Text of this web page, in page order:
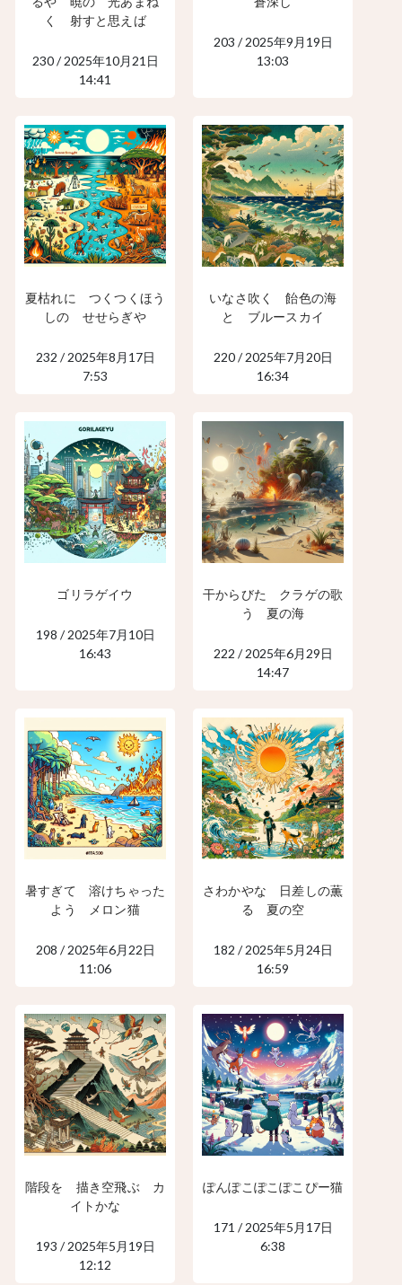
く 射すと思えば
230 / 2025年10月21日
14:41
203 / 2025年9月19日
13:03
夏枯れに つくつくほう
しの せせらぎや
232 / 2025年8月17日
7:53
いなさ吹く 飴色の海
と ブルースカイ
220 / 2025年7月20日
16:34
ゴリラゲイウ
198 / 2025年7月10日
16:43
干からびた クラゲの歌
う 夏の海
222 / 2025年6月29日
14:47
暑すぎて 溶けちゃった
よう メロン猫
208 / 2025年6月22日
11:06
さわかやな 日差しの薫
る 夏の空
182 / 2025年5月24日
16:59
階段を 描き空飛ぶ カ
イトかな
193 / 2025年5月19日
12:12
ぽんぽこぽこぽこぴー猫
171 / 2025年5月17日
6:38